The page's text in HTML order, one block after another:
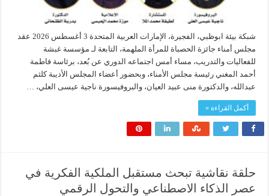
شبكة بيئة ابوظبي، الفجيرة، الإمارات العربية المتحدة 3 أغسطس 2026 عقد
مجلس أمناء جائزة الحصباة للمرأة الملهمة، التابعة لـ مؤسسة غبشة
للفعاليات والتدريب، مساء أمس اجتماعه الدوري عن بُعد، برئاسة فاطمة
أحمد المغني رئيسة مجلس الأمناء، وبحضور أعضاء المجلس الأديبة كلثم
عبدالله، والدكتورة منى عبيد العيان، والبروفيسورة ناجية عيسى العلي، …
أكمل القراءة »
حلقة نقاشية تبحث مستقبل الملكية الفكرية في
عصر الذكاء الاصطناعي والتحول الرقمي